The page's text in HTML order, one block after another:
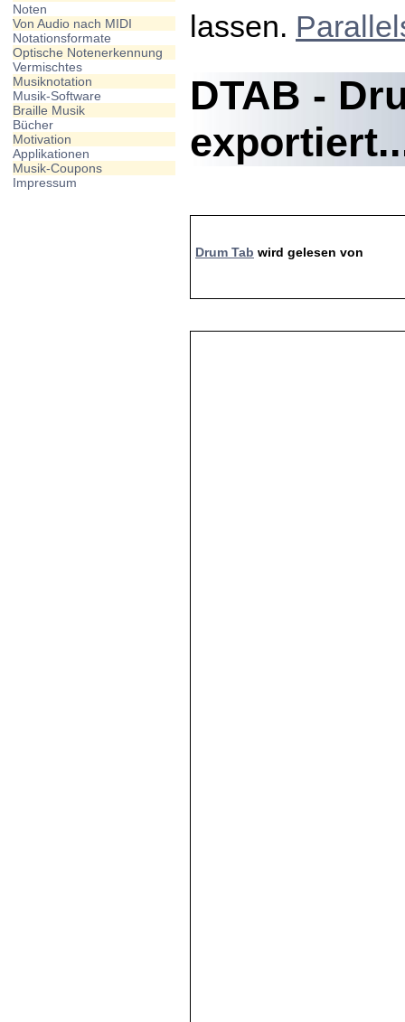
Noten
Von Audio nach MIDI
Notationsformate
Optische Notenerkennung
Vermischtes
Musiknotation
Musik-Software
Braille Musik
Bücher
Motivation
Applikationen
Musik-Coupons
Impressum
lassen.
DTAB -
Drum Tab wird gelesen von